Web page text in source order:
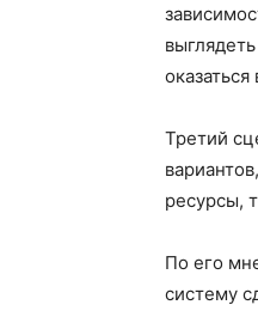
Третий
ресурсы,
По его
систему